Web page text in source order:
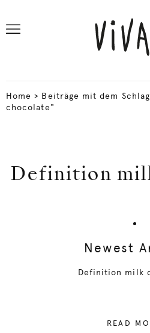
Home > Beiträge mit dem
chocolate"
Definition
Newest
Definition milk
READ